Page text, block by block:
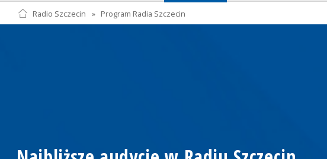
Radio Szczecin » Program Radia Szczecin